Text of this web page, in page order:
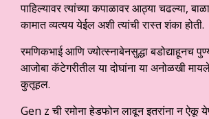
पाहिल्यावर त्यांच्या कपाळावर आठ्या चढल्या,
कामात व्यत्यय येईल अशी त्यांची रास्त शंका होती.
रमणिकभाई आणि ज्योत्स्नाबेनसुद्धा बडोद्याहूनच
आजोबा कॅटेगरीतील या दोघांना या अनोळखी
कुतूहल.
Gen z ची रमोना हेडफोन लावून इतरांना न ऐकू